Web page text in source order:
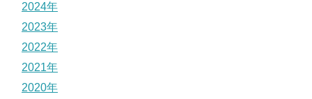
2024年
2023年
2022年
2021年
2020年